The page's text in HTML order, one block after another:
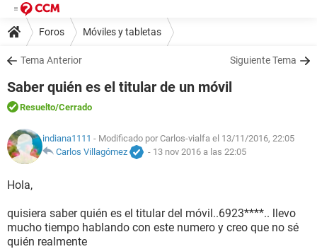
Foros Móviles y tabletas
Tema Anterior Siguiente Tema
Saber quién es el titular de un móvil
Resuelto/Cerrado
indiana1111 - Modificado por Carlos-vialfa el 13/11/2016, 22:05
Carlos Villagómez
- 13 nov 2016 a las 22:05
Hola,
quisiera saber quién es el titular del móvil..6923****.. llevo
mucho tiempo hablando con este numero y creo que no sé
quién realmente